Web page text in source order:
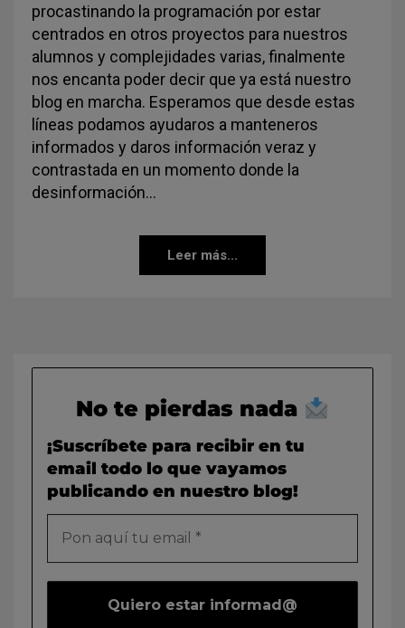
procastinando la programación por estar
centrados en otros proyectos para nuestros
alumnos y complejidades varias, finalmente
nos encanta poder decir que ya está nuestro
blog en marcha. Esperamos que desde estas
líneas podamos ayudaros a manteneros
informados y daros información veraz y
contrastada en un momento donde la
desinformación…
Leer más...
No te pierdas nada
¡Suscríbete para recibir en tu
email todo lo que vayamos
publicando en nuestro blog!